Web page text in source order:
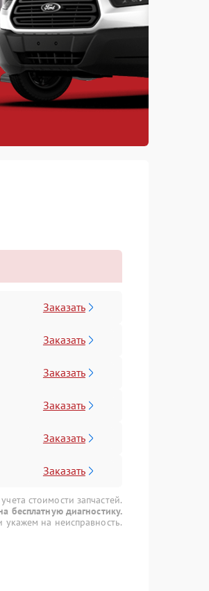
Заказать
Заказать
Заказать
Заказать
Заказать
Заказать
стоимости запчастей.
бесплатную диагностику.
на неисправность.